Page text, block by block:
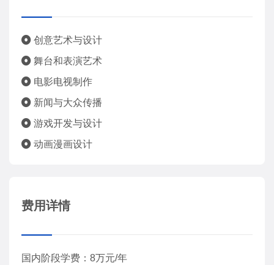
创意艺术与设计
舞台和表演艺术
电影电视制作
新闻与大众传播
游戏开发与设计
动画漫画设计
费用详情
国内阶段学费：8万元/年